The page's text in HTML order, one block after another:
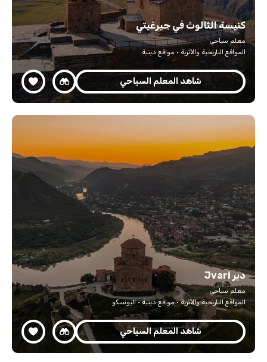
كنيسة الثالوث في جيرغيتي
معلم سياحي
المواقع التاريخية والأثرية · مواقع دينية
شاهد المعلم السياحي
دير Jvari
معلم سياحي
المواقع التاريخية والأثرية · مواقع دينية · اليونسكو
شاهد المعلم السياحي